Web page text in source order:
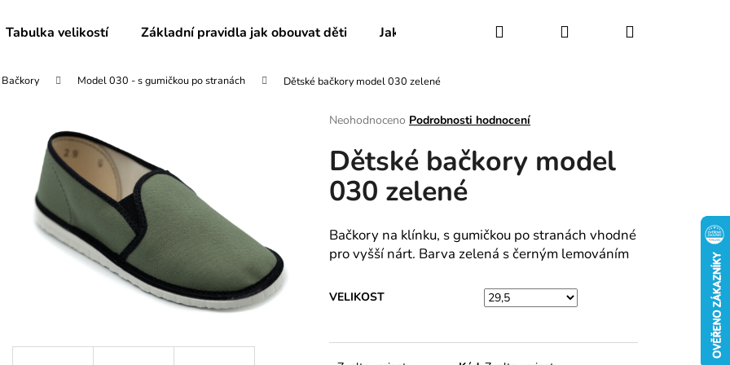
Tabulka velikostí Základní pravidla jak obouvat děti Jak udržovat obuv Certifikáty Kontakty
Hledat PřihlášeníNákupní
Bačkory Model 030 - s gumičkou po stranách Dětské bačkory model 030 zelené
Průměrné
produktu
je
0,0
z
hvězdiček.
Neohodnoceno Podrobnosti hodnocení
Dětské bačkory model
030 zelené
Bačkory na klínku, s gumičkou po stranách vhodné
pro vyšší nárt. Barva zelená s černým lemováním
VELIKOST
Co potřebujete najít?
Doporučujeme
PÁNSKÉ BAČKORY MODEL 072